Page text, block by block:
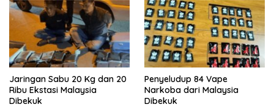
Jaringan Sabu 20 Kg dan 20
Ribu Ekstasi Malaysia
Dibekuk
Penyeludup 84 Vape
Narkoba dari Malaysia
Dibekuk